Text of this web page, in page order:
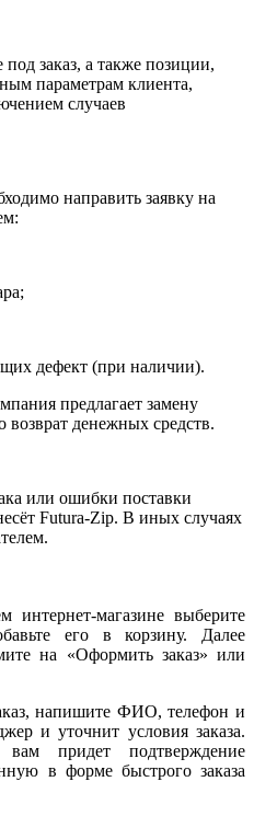
заказ, а также позиции,
параметрам клиента,
случаев
направить заявку на
дефект (при наличии).
предлагает замену
возврат денежных средств.
или ошибки поставки
Futura-Zip. В иных случаях
магазине выберите
его в корзину. Далее
на «Оформить заказ» или
напишите ФИО, телефон и
и уточнит условия заказа.
вам придет подтверждение
в форме быстрого заказа